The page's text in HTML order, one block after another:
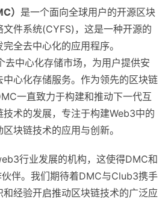
） 是一个面向全球用户的开源区块
件系统(CYFS)，这是一种开源的
全去中心化的应用程序。
中心化存储市场，为用户提供安
心化存储服务。作为领先的区块链
一直致力于构建和推动下一代互
术的发展，专注于构建Web3中的
块链技术的应用与创新。
行业发展的机构，这使得DMC和
伴。我们期待着DMC与Club3携手
经验开启推动区块链技术的广泛应